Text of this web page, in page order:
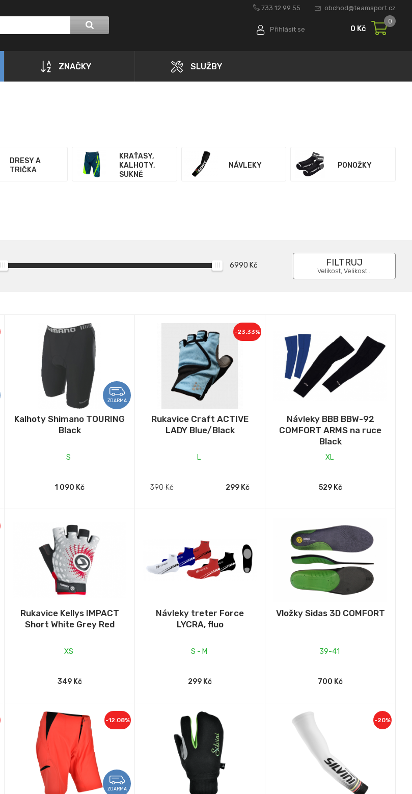
733 12 99 55 obchod@teamsport.cz
Přihlásit se 0 Kč
0
ZNAČKY SLUŽBY
DRESY A
TRIČKA
KRAŤASY,
KALHOTY,
SUKNĚ
NÁVLEKY PONOŽKY
6990 Kč FILTRUJ
Velikost, Velikost...
ZDARMA
Kalhoty Shimano TOURING
Black
S
1 090 Kč
-23.33%
Rukavice Craft ACTIVE
LADY Blue/Black
L
390 Kč 299 Kč
Návleky BBB BBW-92
COMFORT ARMS na ruce
Black
XL
529 Kč
Rukavice Kellys IMPACT
Short White Grey Red
XS
349 Kč
Návleky treter Force
LYCRA, fluo
S - M
299 Kč
Vložky Sidas 3D COMFORT
39-41
700 Kč
ZDARMA
-12.08% -20%